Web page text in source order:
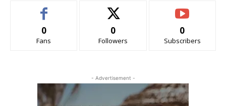
0
Fans
0
Followers
0
Subscribers
- Advertisement -